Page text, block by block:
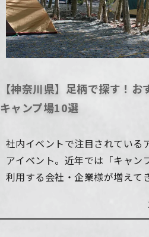
【神奈川県】足柄で探す！お
キャンプ場10選
社内イベントで注目されている
アイベント。近年では「キャン
利用する会社・企業様が増えて
いことで知られる神奈川県の「